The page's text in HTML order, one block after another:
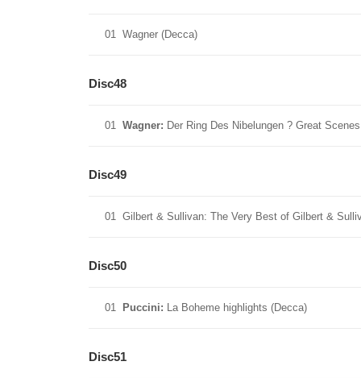
01 Wagner (Decca)
Disc48
01 Wagner: Der Ring Des Nibelungen ? Great
Disc49
01 Gilbert & Sullivan: The Very Best of Gilbert &
Disc50
01 Puccini: La Boheme highlights (Decca)
Disc51